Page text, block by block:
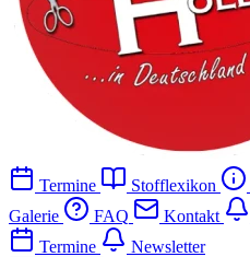
Termine Stofflexikon
Galerie
FAQ Kontakt
Termine
Newsletter